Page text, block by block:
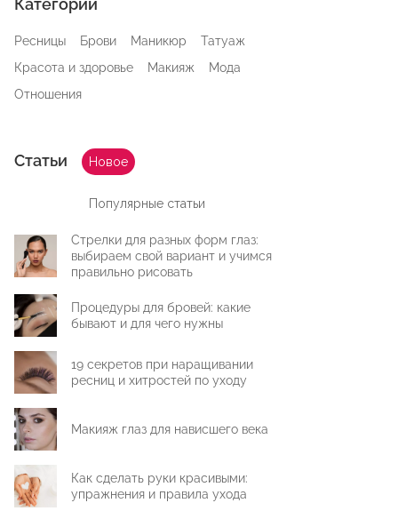
Категории
Ресницы Брови Маникюр
Татуаж
Красота и здоровье
Макияж
Мода
Отношения
Статьи Новое
Популярные статьи
Стрелки для разных форм глаз:
выбираем свой вариант и учимся
правильно рисовать
Процедуры для бровей: какие
бывают и для чего нужны
19 секретов при наращивании
ресниц и хитростей по уходу
Макияж глаз для нависшего века
Как сделать руки красивыми:
упражнения и правила ухода